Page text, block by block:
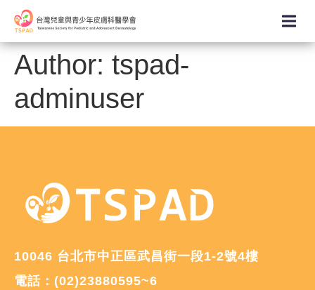
Author: tspad-
adminuser
10046 台北市中正區武昌街一段1-2號4樓
電話：(02)23880595~6